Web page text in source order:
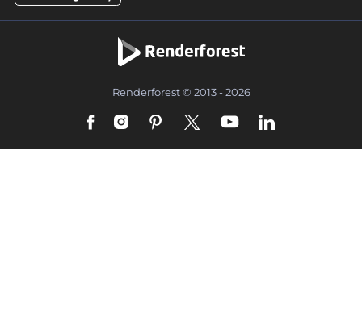
Renderforest © 2013 - 2026